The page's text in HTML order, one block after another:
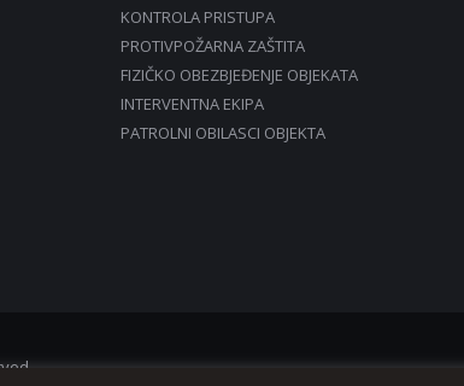
KONTROLA PRISTUPA
PROTIVPOŽARNA ZAŠTITA
FIZIČKO OBEZBJEĐENJE OBJEKATA
INTERVENTNA EKIPA
PATROLNI OBILASCI OBJEKTA